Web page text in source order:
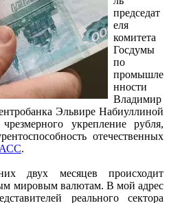
председат
еля
комитета
Госдумы
по
промышле
нности
Владимир
Эльвире Набиуллиной
укрепление рубля,
отечественных
.
двух месяцев происходит
мировым валютам. В мой адрес
реального сектора